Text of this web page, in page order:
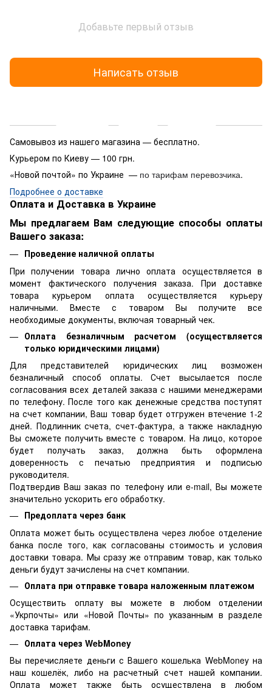
Добавьте первый отзыв
Написать отзыв
Самовывоз из нашего магазина — бесплатно.
Курьером по Киеву — 100 грн.
«Новой почтой» по Украине — по тарифам перевозчика.
Подробнее о доставке
Оплата и Доставка в Украине
Мы предлагаем Вам следующие способы оплаты
Вашего заказа:
Проведение наличной оплаты
При получении товара лично оплата осуществляется в
момент фактического получения заказа. При доставке
товара курьером оплата осуществляется курьеру
наличными. Вместе с товаром Вы получите все
необходимые документы, включая товарный чек.
Оплата безналичным расчетом (осуществляется
только юридическими лицами)
Для представителей юридических лиц возможен
безналичный способ оплаты. Счет высылается после
согласования всех деталей заказа с нашими менеджерами
по телефону. После того как денежные средства поступят
на счет компании, Ваш товар будет отгружен втечение 1-2
дней. Подлинник счета, счет-фактура, а также накладную
Вы сможете получить вместе с товаром. На лицо, которое
будет получать заказ, должна быть оформлена
доверенность с печатью предприятия и подписью
руководителя.
Подтвердив Ваш заказ по телефону или e-mail, Вы можете
значительно ускорить его обработку.
Предоплата через банк
Оплата может быть осуществлена через любое отделение
банка после того, как согласованы стоимость и условия
доставки товара. Мы сразу же отправим товар, как только
деньги будут зачислены на счет компании.
Оплата при отправке товара наложенным платежом
Осуществить оплату вы можете в любом отделении
«Укрпочты» или «Новой Почты» по указанным в разделе
доставка тарифам.
Оплата через WebMoney
Вы перечисляете деньги с Вашего кошелька WebMoney на
наш кошелёк, либо на расчетный счет нашей компании.
Оплата может также быть осуществлена в любом